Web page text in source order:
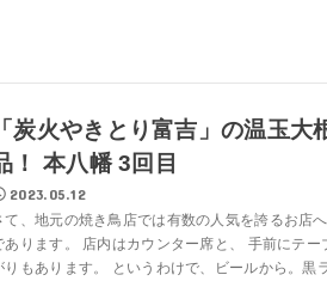
炭火やきとり富吉」の温玉大
！ 本八幡 3回目
2023.05.12
て、地元の焼き鳥店では有数の人気を誇るお店
あります。 店内はカウンター席と、 手前にテー
りもあります。 というわけで、ビールから。黒